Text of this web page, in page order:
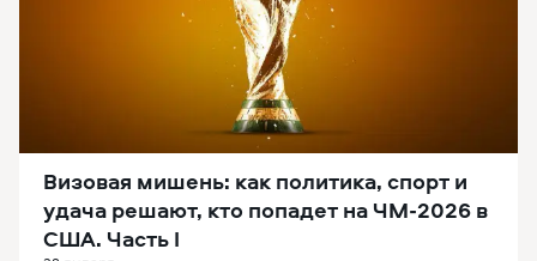
Визовая мишень: как политика, спорт и
удача решают, кто попадет на ЧМ-2026 в
США. Часть I